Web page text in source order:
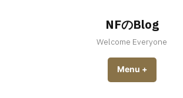
NFのBlog
Welcome Everyone
Menu +expanded
collapsed